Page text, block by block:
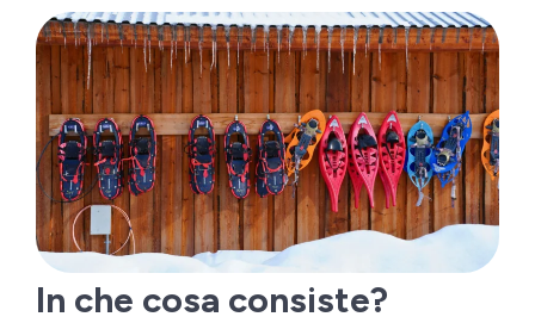
In che cosa consiste?